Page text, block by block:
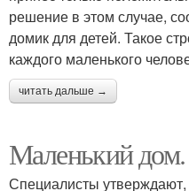
решение в этом случае,
домик для детей. Такое
каждого маленького
читать дальше →
Маленький дом.
Специалисты